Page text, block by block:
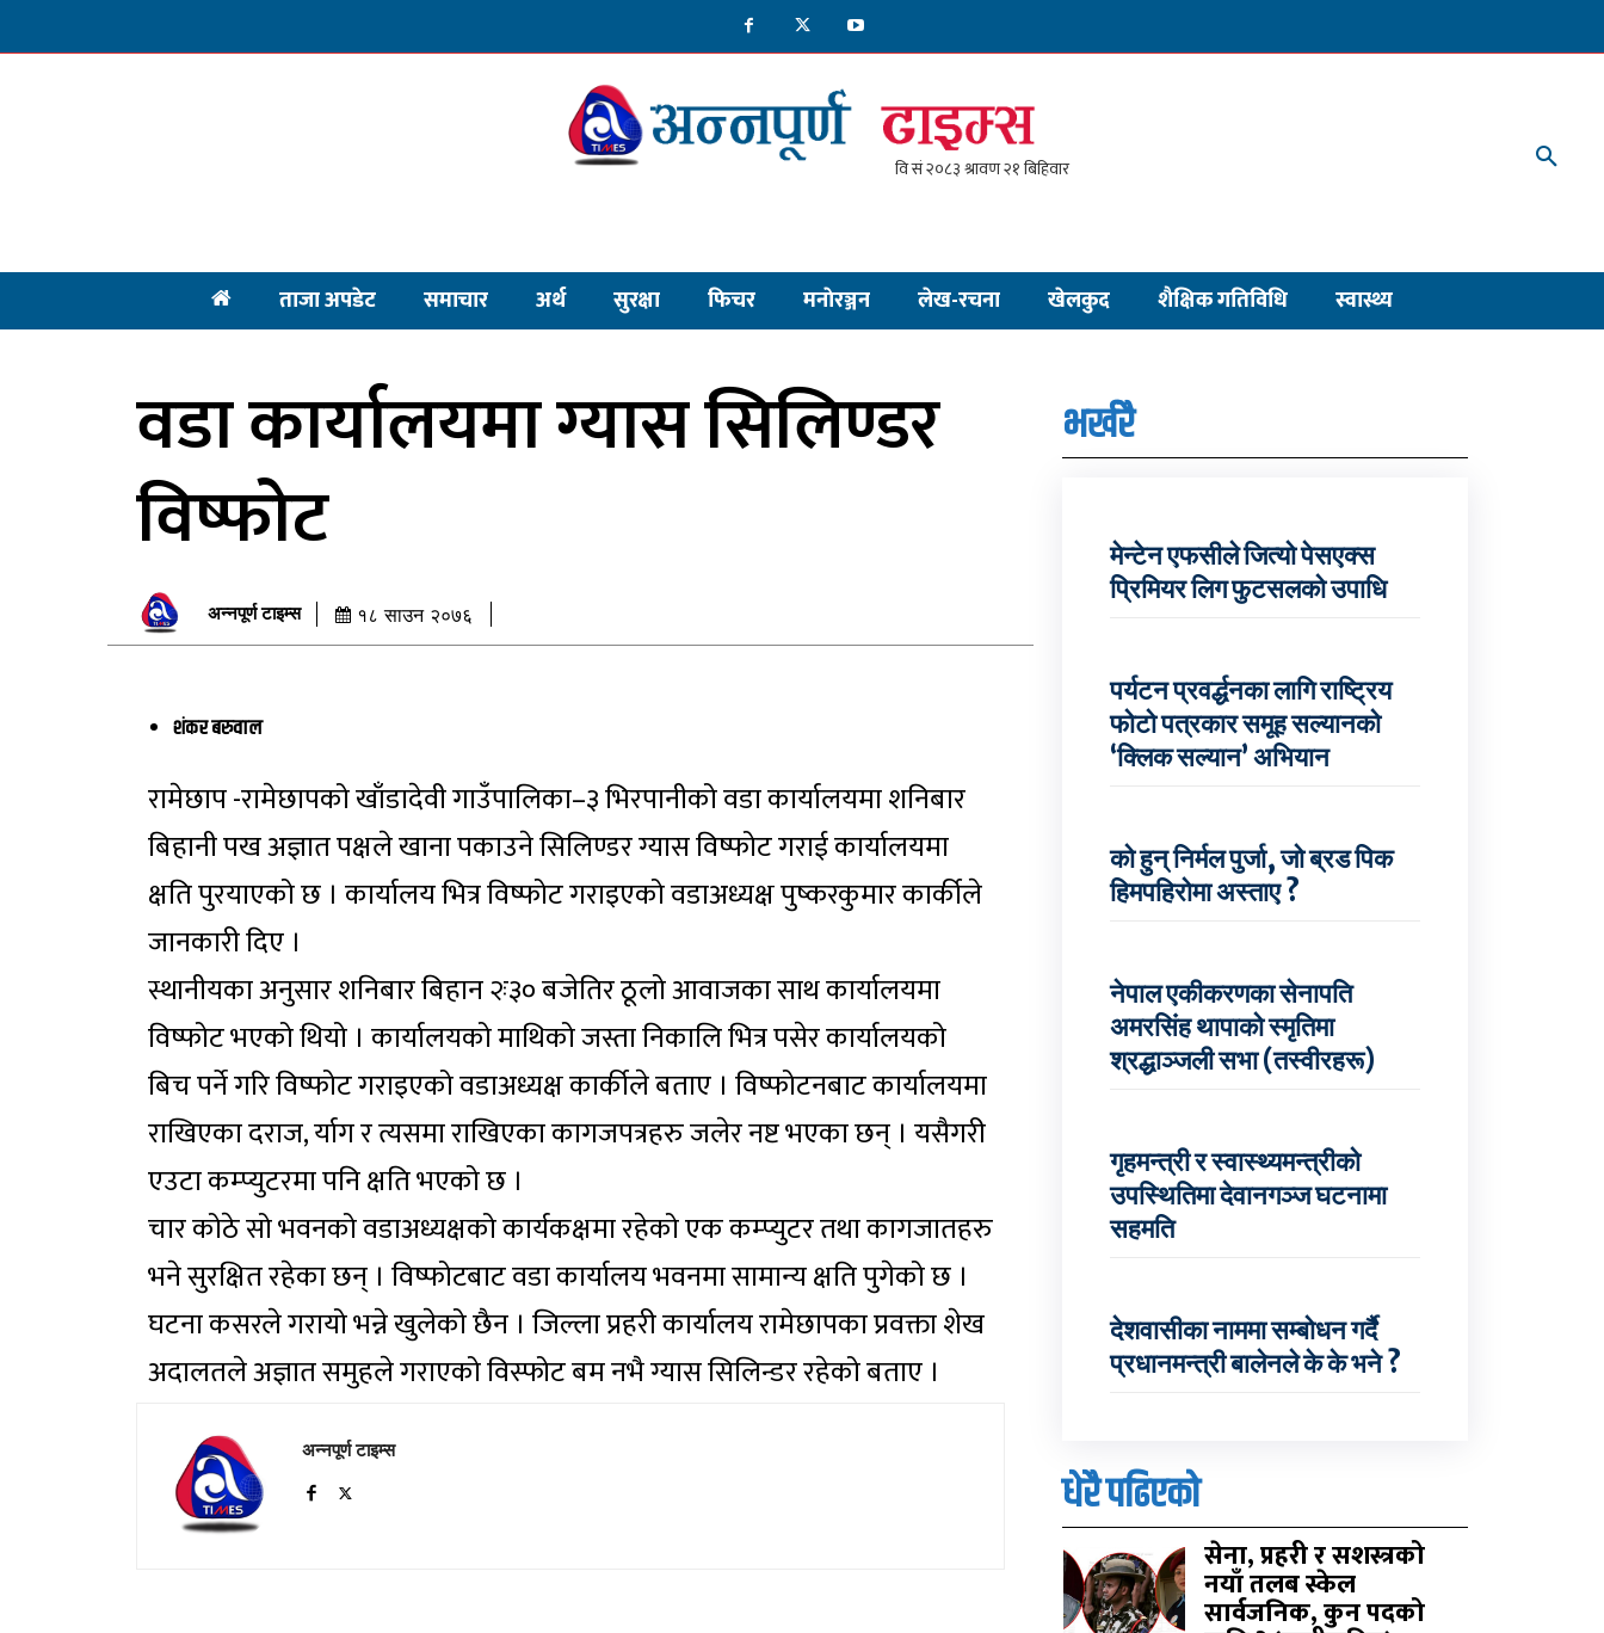
ताजा अपडेट समाचार अर्थ सुरक्षा फिचर मनाेरञ्जन लेख-रचना खेलकुद शैक्षिक गतिविधि स्वास्थ्य
वडा कार्यालयमा ग्यास सिलिण्डर
विष्फोट
अन्नपूर्ण टाइम्स १८ साउन २०७६
शंकर बरुवाल
रामेछाप -रामेछापको खाँडादेवी गाउँपालिका–३ भिरपानीको वडा कार्यालयमा शनिबार
बिहानी पख अज्ञात पक्षले खाना पकाउने सिलिण्डर ग्यास विष्फोट गराई कार्यालयमा
क्षति पुरयाएको छ । कार्यालय भित्र विष्फोट गराइएको वडाअध्यक्ष पुष्करकुमार कार्कीले
जानकारी दिए ।
स्थानीयका अनुसार शनिबार बिहान २ः३० बजेतिर ठूलो आवाजका साथ कार्यालयमा
विष्फोट भएको थियो । कार्यालयको माथिको जस्ता निकालि भित्र पसेर कार्यालयको
बिच पर्ने गरि विष्फोट गराइएको वडाअध्यक्ष कार्कीले बताए । विष्फोटनबाट कार्यालयमा
राखिएका दराज, र्याग र त्यसमा राखिएका कागजपत्रहरु जलेर नष्ट भएका छन् । यसैगरी
एउटा कम्प्युटरमा पनि क्षति भएको छ ।
चार कोठे सो भवनको वडाअध्यक्षको कार्यकक्षमा रहेको एक कम्प्युटर तथा कागजातहरु
भने सुरक्षित रहेका छन् । विष्फोटबाट वडा कार्यालय भवनमा सामान्य क्षति पुगेको छ ।
घटना कसरले गरायो भन्ने खुलेको छैन । जिल्ला प्रहरी कार्यालय रामेछापका प्रवक्ता शेख
अदालतले अज्ञात समुहले गराएको विस्फोट बम नभै ग्यास सिलिन्डर रहेको बताए ।
अन्नपूर्ण टाइम्स
भर्खरै
मेन्टेन एफसीले जित्यो पेसएक्स
प्रिमियर लिग फुटसलको उपाधि
पर्यटन प्रवर्द्धनका लागि राष्ट्रिय
फोटो पत्रकार समूह सल्यानको
‘क्लिक सल्यान’ अभियान
को हुन् निर्मल पुर्जा, जो ब्रड पिक
हिमपहिरोमा अस्ताए ?
नेपाल एकीकरणका सेनापति
अमरसिंह थापाको स्मृतिमा
श्रद्धाञ्जली सभा (तस्वीरहरू)
गृहमन्त्री र स्वास्थ्यमन्त्रीको
उपस्थितिमा देवानगञ्ज घटनामा
सहमति
देशवासीका नाममा सम्बोधन गर्दै
प्रधानमन्त्री बालेनले के के भने ?
धेरै पढिएको
सेना, प्रहरी र सशस्त्रको
नयाँ तलब स्केल
सार्वजनिक, कुन पदको